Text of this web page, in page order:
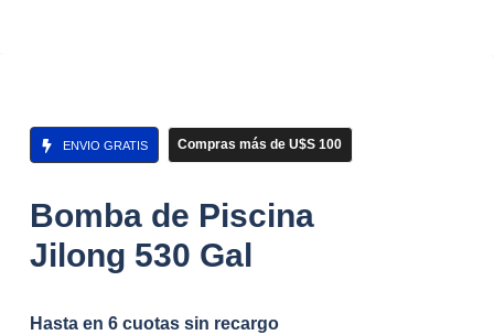
ENVIO GRATIS Compras más de U$S 100
Bomba de Piscina
Jilong 530 Gal
Hasta en 6 cuotas sin recargo